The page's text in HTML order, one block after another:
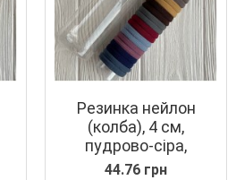
Резинка нейлон
(колба), 4 см,
пудрово-сіра,
упаковка 20 шт.
44.76 грн